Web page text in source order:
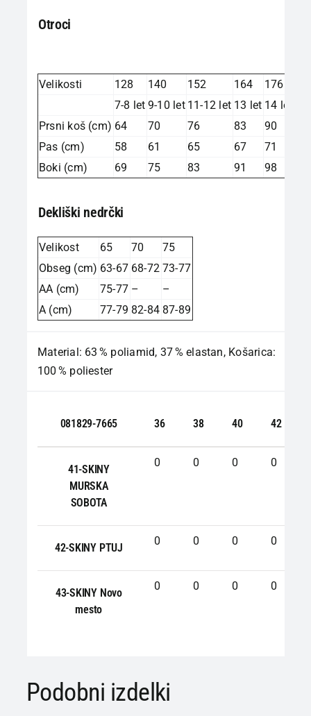
Otroci
Velikosti 128 140 152 164
176
7-8 let 9-10 let 11-12 let 13 let 14 let
Prsni koš (cm) 64 70 76 83
90
Pas (cm)
58 61 65 67
71
Boki (cm)
69 75 83 91 98
Dekliški nedrčki
Velikost 65 70
75
Obseg (cm) 63-67 68-72 73-77
AA (cm)
75-77 –
–
A (cm)
77-79 82-84 87-89
Material: 63 % poliamid, 37 % elastan, Košarica:
100 % poliester
081829-7665 36 38 40 42
41-SKINY
MURSKA
SOBOTA
0 0 0 0
42-SKINY PTUJ
0 0 0 0
43-SKINY Novo
mesto
0 0 0 0
Podobni izdelki